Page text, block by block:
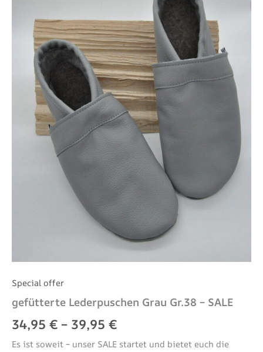
Special offer
gefütterte Lederpuschen Grau Gr.38 – SALE
34,95 € – 39,95 €
Es ist soweit – unser SALE startet und bietet euch die